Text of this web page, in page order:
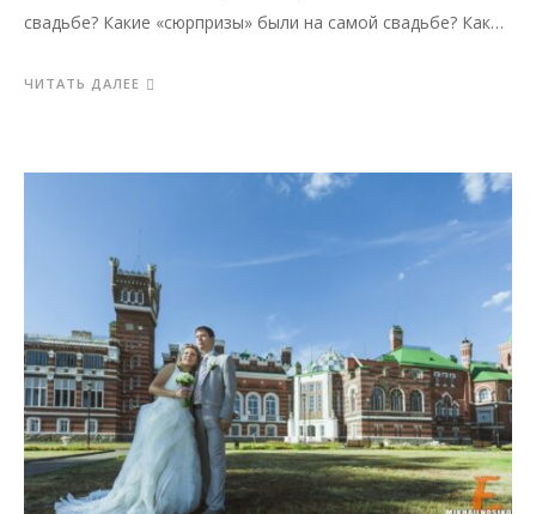
свадьбе? Какие «сюрпризы» были на самой свадьбе? Как…
ЧИТАТЬ ДАЛЕЕ